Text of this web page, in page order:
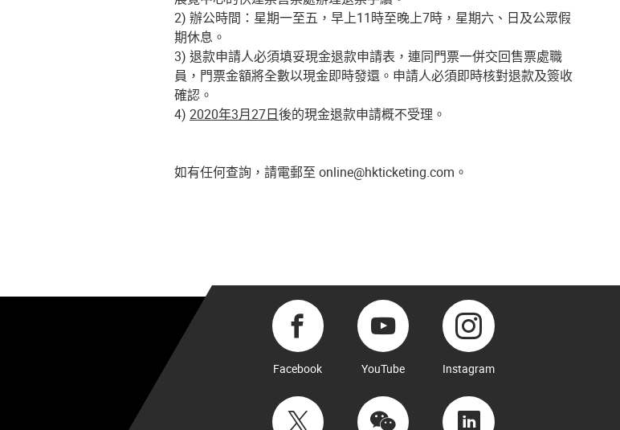
2) 辦公時間：星期一至五，早上11時至晚上7時，星期六、日及公眾假
期休息。
3) 退款申請人必須填妥現金退款申請表，連同門票一併交回售票處職
員，門票金額將全數以現金即時發還。申請人必須即時核對退款及簽收
確認。
4) 2020年3月27日後的現金退款申請概不受理。
如有任何查詢，請電郵至 online@hkticketing.com。
Facebook YouTube Instagram